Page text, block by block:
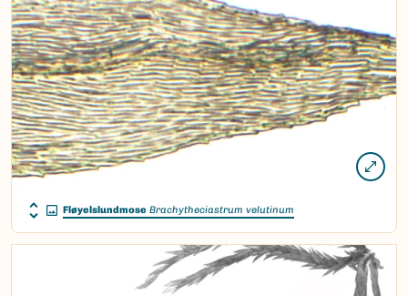
Fløyelslundmose Brachytheciastrum velutinum